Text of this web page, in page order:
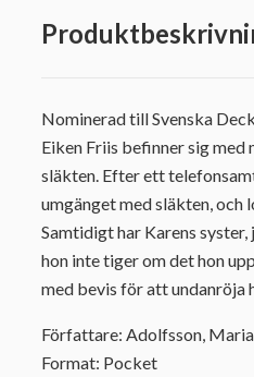
Nominerad till Svenska
Eiken Friis befinner sig
släkten. Efter ett
umgänget med släkten,
Samtidigt har Karens
hon inte tiger om det hon
med bevis för att undanröja
Författare: Adolfsson, Maria
Format: Pocket